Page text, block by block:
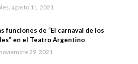
agosto 11, 2021
funciones de “El carnaval de los
en el Teatro Argentino
29, 2021